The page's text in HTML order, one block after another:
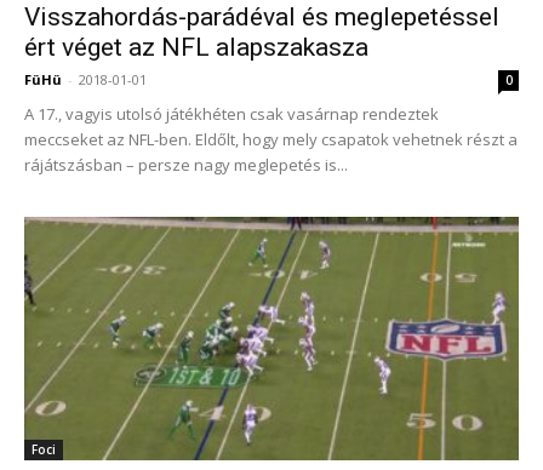
Visszahordás-parádéval és meglepetéssel
ért véget az NFL alapszakasza
FüHü - 2018-01-01 0
A 17., vagyis utolsó játékhéten csak vasárnap rendeztek
meccseket az NFL-ben. Eldőlt, hogy mely csapatok vehetnek részt a
rájátszásban – persze nagy meglepetés is...
Foci